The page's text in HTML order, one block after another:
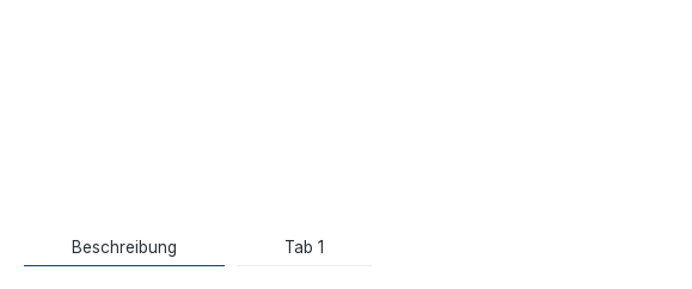
Beschreibung Tab 1